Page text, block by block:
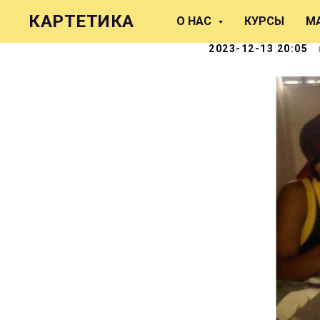
КАРТЕТИКА О НАС КУРСЫ
Три
2023-12-13 20:05